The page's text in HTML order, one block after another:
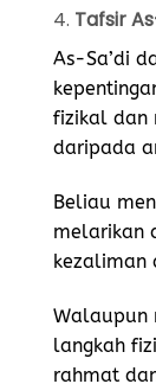
4. Tafsir
As-Sa’di
fizikal dan
daripada
Beliau
melarikan
kezaliman
Walaupun
langkah
rahmat